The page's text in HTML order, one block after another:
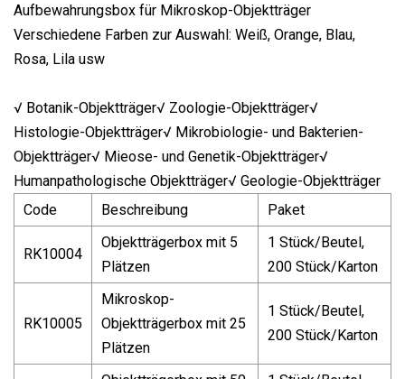
Aufbewahrungsbox für Mikroskop-Objektträger
Verschiedene Farben zur Auswahl: Weiß, Orange, Blau,
Rosa, Lila usw
√ Botanik-Objektträger√ Zoologie-Objektträger√
Histologie-Objektträger√ Mikrobiologie- und Bakterien-
Objektträger√ Mieose- und Genetik-Objektträger√
Humanpathologische Objektträger√ Geologie-Objektträger
Code
Beschreibung Paket
RK10004
Objektträgerbox mit 5
Plätzen
1 Stück/Beutel,
200 Stück/Karton
RK10005
Mikroskop-
Objektträgerbox mit 25
Plätzen
1 Stück/Beutel,
200 Stück/Karton